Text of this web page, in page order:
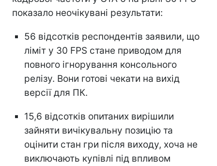
показало неочікувані результати:
56 відсотків респондентів заявили, що
ліміт у 30 FPS стане приводом для
повного ігнорування консольного
релізу. Вони готові чекати на вихід
версії для ПК.
15,6 відсотків опитаних вирішили
зайняти вичікувальну позицію та
оцінити стан гри після виходу, хоча не
виключають купівлі під впливом